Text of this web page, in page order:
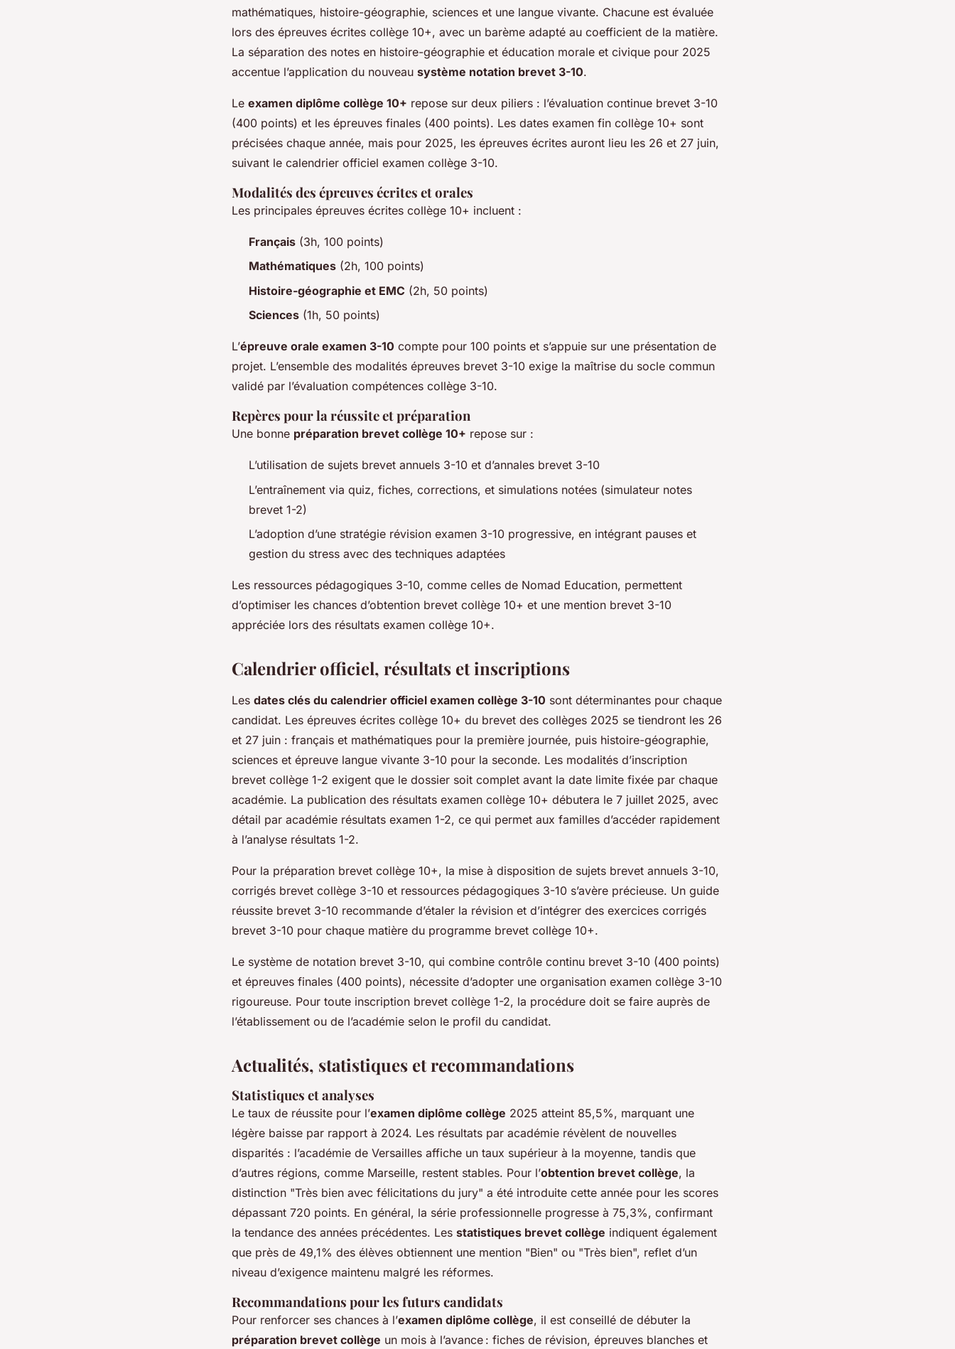
mathématiques, histoire-géographie, sciences et une langue vivante. Chacune est évaluée
lors des épreuves écrites collège 10+, avec un barème adapté au coefficient de la matière.
La séparation des notes en histoire-géographie et éducation morale et civique pour 2025
accentue l’application du nouveau système notation brevet 3-10.
Le examen diplôme collège 10+ repose sur deux piliers : l’évaluation continue brevet 3-10
(400 points) et les épreuves finales (400 points). Les dates examen fin collège 10+ sont
précisées chaque année, mais pour 2025, les épreuves écrites auront lieu les 26 et 27 juin,
suivant le calendrier officiel examen collège 3-10.
Modalités des épreuves écrites et orales
Les principales épreuves écrites collège 10+ incluent :
Français (3h, 100 points)
Mathématiques (2h, 100 points)
Histoire-géographie et EMC (2h, 50 points)
Sciences (1h, 50 points)
L’épreuve orale examen 3-10 compte pour 100 points et s’appuie sur une présentation de
projet. L’ensemble des modalités épreuves brevet 3-10 exige la maîtrise du socle commun
validé par l’évaluation compétences collège 3-10.
Repères pour la réussite et préparation
Une bonne préparation brevet collège 10+ repose sur :
L’utilisation de sujets brevet annuels 3-10 et d’annales brevet 3-10
L’entraînement via quiz, fiches, corrections, et simulations notées (simulateur notes
brevet 1-2)
L’adoption d’une stratégie révision examen 3-10 progressive, en intégrant pauses et
gestion du stress avec des techniques adaptées
Les ressources pédagogiques 3-10, comme celles de Nomad Education, permettent
d’optimiser les chances d’obtention brevet collège 10+ et une mention brevet 3-10
appréciée lors des résultats examen collège 10+.
Calendrier officiel, résultats et inscriptions
Les dates clés du calendrier officiel examen collège 3-10 sont déterminantes pour chaque
candidat. Les épreuves écrites collège 10+ du brevet des collèges 2025 se tiendront les 26
et 27 juin : français et mathématiques pour la première journée, puis histoire-géographie,
sciences et épreuve langue vivante 3-10 pour la seconde. Les modalités d’inscription
brevet collège 1-2 exigent que le dossier soit complet avant la date limite fixée par chaque
académie. La publication des résultats examen collège 10+ débutera le 7 juillet 2025, avec
détail par académie résultats examen 1-2, ce qui permet aux familles d’accéder rapidement
à l’analyse résultats 1-2.
Pour la préparation brevet collège 10+, la mise à disposition de sujets brevet annuels 3-10,
corrigés brevet collège 3-10 et ressources pédagogiques 3-10 s’avère précieuse. Un guide
réussite brevet 3-10 recommande d’étaler la révision et d’intégrer des exercices corrigés
brevet 3-10 pour chaque matière du programme brevet collège 10+.
Le système de notation brevet 3-10, qui combine contrôle continu brevet 3-10 (400 points)
et épreuves finales (400 points), nécessite d’adopter une organisation examen collège 3-10
rigoureuse. Pour toute inscription brevet collège 1-2, la procédure doit se faire auprès de
l’établissement ou de l’académie selon le profil du candidat.
Actualités, statistiques et recommandations
Statistiques et analyses
Le taux de réussite pour l’examen diplôme collège 2025 atteint 85,5%, marquant une
légère baisse par rapport à 2024. Les résultats par académie révèlent de nouvelles
disparités : l’académie de Versailles affiche un taux supérieur à la moyenne, tandis que
d’autres régions, comme Marseille, restent stables. Pour l’obtention brevet collège, la
distinction "Très bien avec félicitations du jury" a été introduite cette année pour les scores
dépassant 720 points. En général, la série professionnelle progresse à 75,3%, confirmant
la tendance des années précédentes. Les statistiques brevet collège indiquent également
que près de 49,1% des élèves obtiennent une mention "Bien" ou "Très bien", reflet d’un
niveau d’exigence maintenu malgré les réformes.
Recommandations pour les futurs candidats
Pour renforcer ses chances à l’examen diplôme collège, il est conseillé de débuter la
préparation brevet collège un mois à l’avance : fiches de révision, épreuves blanches et